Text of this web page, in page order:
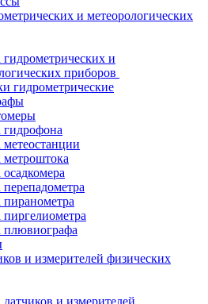
и метеорологических
и
приборов
гидрометрические
гидрофона
метроштока
плювиографа
и измерителей физических
и измерителей